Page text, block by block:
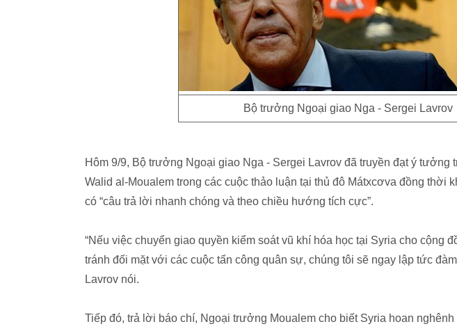
Bộ trưởng Ngoại giao Nga - Sergei Lavrov
Hôm 9/9, Bộ trưởng Ngoại giao Nga - Sergei Lavrov đã truyền đạt ý tưởng
Walid al-Moualem trong các cuộc thảo luận tại thủ đô Mátxcơva đồng thời
có “câu trả lời nhanh chóng và theo chiều hướng tích cực”.
“Nếu việc chuyển giao quyền kiểm soát vũ khí hóa học tại Syria cho cộng
tránh đối mặt với các cuộc tấn công quân sự, chúng tôi sẽ ngay lập tức
Lavrov nói.
Tiếp đó, trả lời báo chí, Ngoại trưởng Moualem cho biết Syria hoan